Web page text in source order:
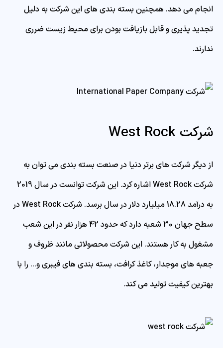
انجام می دهد. همچنین بسته بندی های این شرکت به دلیل
تجدید پذیری و قابل بازیافت بودن برای محیط زیست ضرری
ندارند.
شرکت West Rock
از دیگر شرکت های برتر دنیا در صنعت بسته بندی می توان به
شرکت West Rock اشاره کرد. این شرکت توانست در سال 2019
به درآمد 18.28 میلیارد دلار در سال برسد. شرکت West Rock در
سطح جهان 30 شعبه دارد که حدود 42 هزار نفر در این شعب
مشغول به کار هستند. این شرکت محصولاتی مانند ظروف و
جعبه های موجدار، کاغذ کرافت، بسته بندی های فیبری و… را با
بهترین کیفیت تولید می کند.